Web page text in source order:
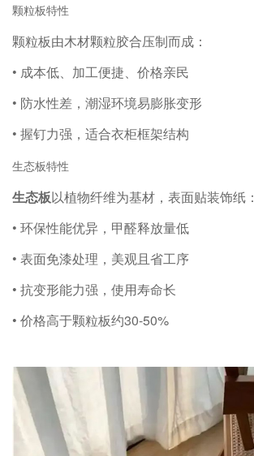
颗粒板特性
颗粒板由木材颗粒胶合压制而成：
• 成本低、加工便捷、价格亲民
• 防水性差，潮湿环境易膨胀变形
• 握钉力强，适合衣柜框架结构
生态板特性
生态板以植物纤维为基材，表面贴装饰纸：
• 环保性能优异，甲醛释放量低
• 表面免漆处理，美观且省工序
• 抗变形能力强，使用寿命长
• 价格高于颗粒板约30-50%